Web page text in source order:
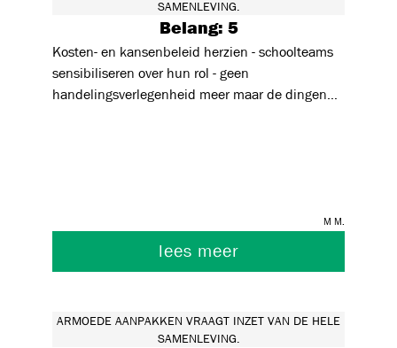
SAMENLEVING.
Belang: 5
Kosten- en kansenbeleid herzien - schoolteams
sensibiliseren over hun rol - geen
handelingsverlegenheid meer maar de dingen
m m.
lees meer
ARMOEDE AANPAKKEN VRAAGT INZET VAN DE HELE
SAMENLEVING.